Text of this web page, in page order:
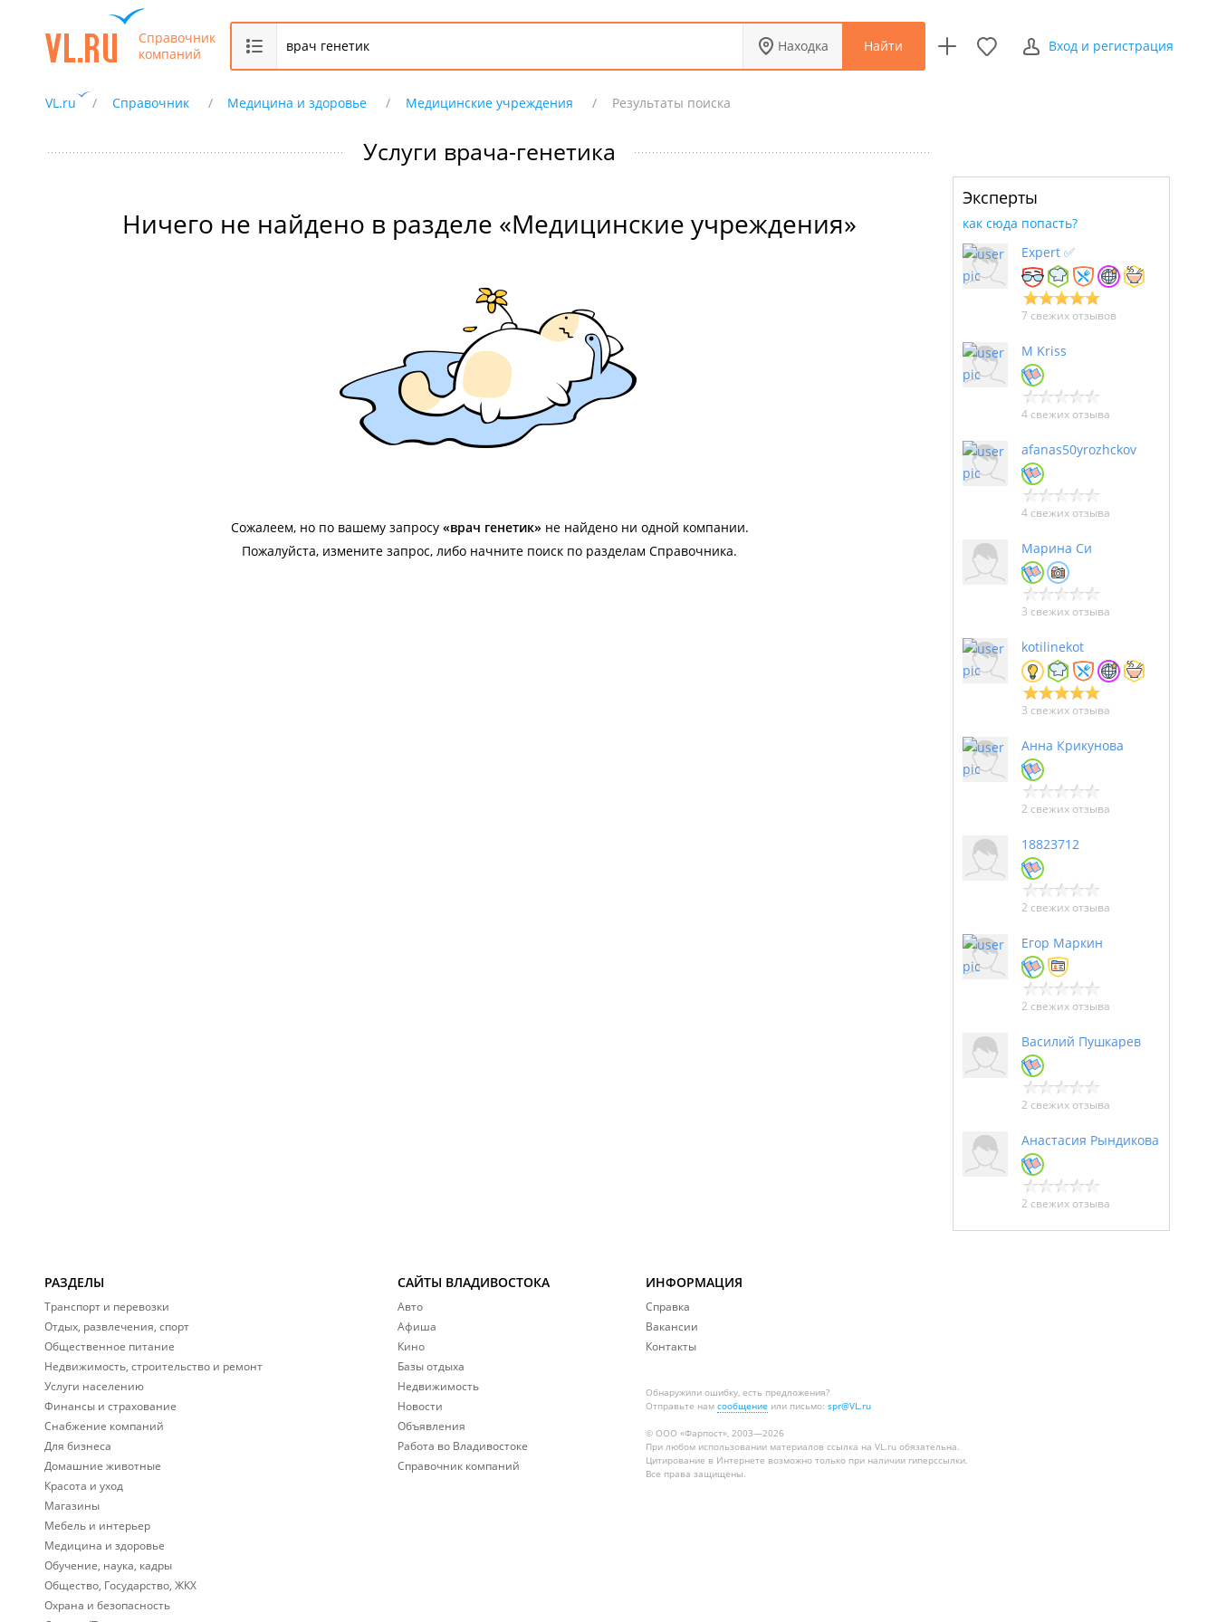
Справочник
компаний
Находка Найти Вход и регистрация
VL.ru Справочник Медицина и здоровье Медицинские учреждения Результаты поиска
Услуги врача-генетика
Ничего не найдено в разделе «Медицинские учреждения»
Сожалеем, но по вашему запросу «врач генетик» не найдено ни одной компании.
Пожалуйста, измените запрос, либо начните поиск по разделам Справочника.
Эксперты
как сюда попасть?
Expert ✅
7 свежих отзывов
M Kriss
4 свежих отзыва
afanas50yrozhckov
4 свежих отзыва
Марина Си
3 свежих отзыва
kotilinekot
3 свежих отзыва
Анна Крикунова
2 свежих отзыва
18823712
2 свежих отзыва
Егор Маркин
2 свежих отзыва
Василий Пушкарев
2 свежих отзыва
Анастасия Рындикова
2 свежих отзыва
РАЗДЕЛЫ
Транспорт и перевозки
Отдых, развлечения, спорт
Общественное питание
Недвижимость, строительство и ремонт
Услуги населению
Финансы и страхование
Снабжение компаний
Для бизнеса
Домашние животные
Красота и уход
Магазины
Мебель и интерьер
Медицина и здоровье
Обучение, наука, кадры
Общество, Государство, ЖКХ
Охрана и безопасность
САЙТЫ ВЛАДИВОСТОКА
Авто
Афиша
Кино
Базы отдыха
Недвижимость
Новости
Объявления
Работа во Владивостоке
Справочник компаний
ИНФОРМАЦИЯ
Справка
Вакансии
Контакты
Обнаружили ошибку, есть предложения?
Отправьте нам сообщение или письмо: spr@VL.ru
© ООО «Фарпост», 2003—2026
При любом использовании материалов ссылка на VL.ru обязательна.
Цитирование в Интернете возможно только при наличии гиперссылки.
Все права защищены.